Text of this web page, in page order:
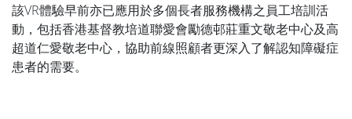
該VR體驗早前亦已應用於多個長者服務機構之員工培訓活
動，包括香港基督教培道聯愛會勵德邨莊重文敬老中心及高
超道仁愛敬老中心，協助前線照顧者更深入了解認知障礙症
患者的需要。